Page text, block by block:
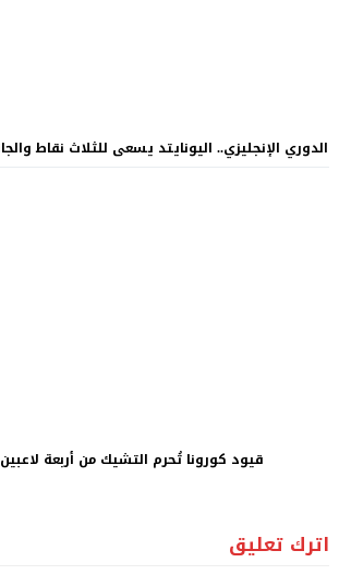
الدوري الإنجليزي.. اليونايتد يسعى للثلاث نقاط
قيود كورونا تُحرم التشيك من أربعة لاعبين
اترك تعليق